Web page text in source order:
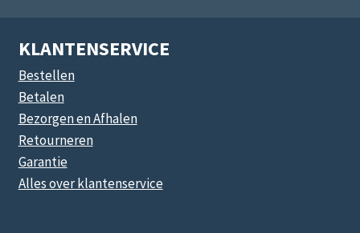
KLANTENSERVICE
Bestellen
Betalen
Bezorgen en Afhalen
Retourneren
Garantie
Alles over klantenservice